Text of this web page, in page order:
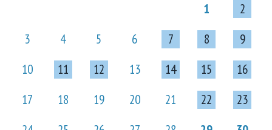
1
2
3
4 5 6 7 8
9
10
11 12 13 14 15
16
17
18 19 20 21 22
23